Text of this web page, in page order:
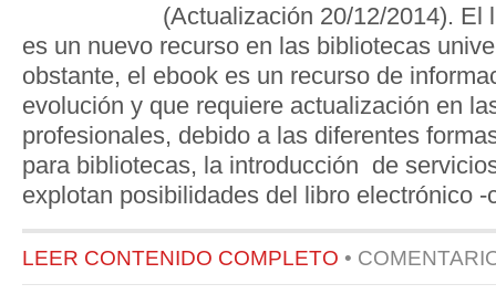
(Actualización 20/12/2014). El
es un nuevo recurso en las bibliotecas
obstante, el ebook es un recurso de
evolución y que requiere actualización en
profesionales, debido a las diferentes
para bibliotecas, la introducción de
explotan posibilidades del libro electrónico
LEER CONTENIDO COMPLETO •